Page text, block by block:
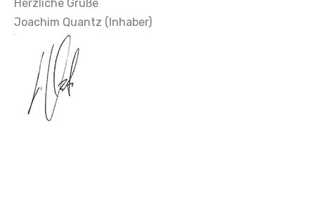
Herzliche Grüße
Joachim Quantz (Inhaber)